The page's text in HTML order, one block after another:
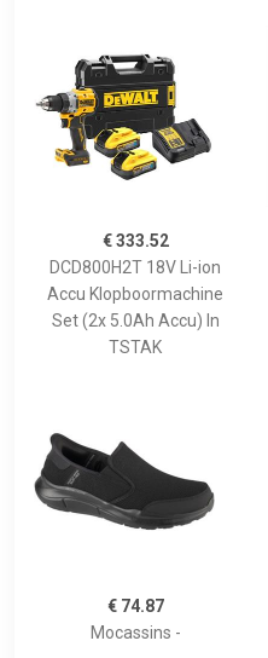
€ 333.52
DCD800H2T 18V Li-ion
Accu Klopboormachine
Set (2x 5.0Ah Accu) In
TSTAK
€ 74.87
Mocassins -